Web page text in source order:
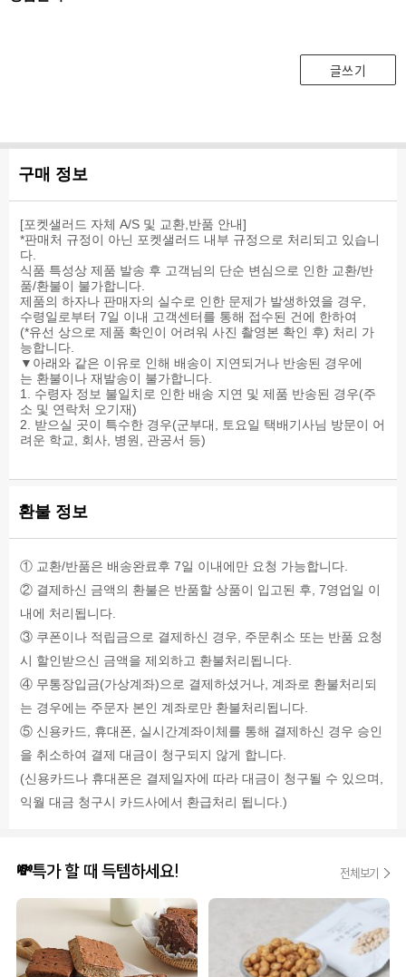
글쓰기
구매 정보
[포켓샐러드 자체 A/S 및 교환,반품 안내]
*판매처 규정이 아닌 포켓샐러드 내부 규정으로 처리되고 있습니
다.
식품 특성상 제품 발송 후 고객님의 단순 변심으로 인한 교환/반
품/환불이 불가합니다.
제품의 하자나 판매자의 실수로 인한 문제가 발생하였을 경우,
수령일로부터 7일 이내 고객센터를 통해 접수된 건에 한하여
(*유선 상으로 제품 확인이 어려워 사진 촬영본 확인 후) 처리 가
능합니다.
▼아래와 같은 이유로 인해 배송이 지연되거나 반송된 경우에
는 환불이나 재발송이 불가합니다.
1. 수령자 정보 불일치로 인한 배송 지연 및 제품 반송된 경우(주
소 및 연락처 오기재)
2. 받으실 곳이 특수한 경우(군부대, 토요일 택배기사님 방문이 어
려운 학교, 회사, 병원, 관공서 등)
환불 정보
① 교환/반품은 배송완료후 7일 이내에만 요청 가능합니다.
② 결제하신 금액의 환불은 반품할 상품이 입고된 후, 7영업일 이
내에 처리됩니다.
③ 쿠폰이나 적립금으로 결제하신 경우, 주문취소 또는 반품 요청
시 할인받으신 금액을 제외하고 환불처리됩니다.
④ 무통장입금(가상계좌)으로 결제하셨거나, 계좌로 환불처리되
는 경우에는 주문자 본인 계좌로만 환불처리됩니다.
⑤ 신용카드, 휴대폰, 실시간계좌이체를 통해 결제하신 경우 승인
을 취소하여 결제 대금이 청구되지 않게 합니다.
(신용카드나 휴대폰은 결제일자에 따라 대금이 청구될 수 있으며,
익월 대금 청구시 카드사에서 환급처리 됩니다.)
💸특가 할 때 득템하세요! 전체보기